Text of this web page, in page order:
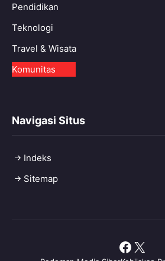
Pendidikan
Teknologi
Travel & Wisata
Komunitas
Navigasi Situs
Indeks
Sitemap
X